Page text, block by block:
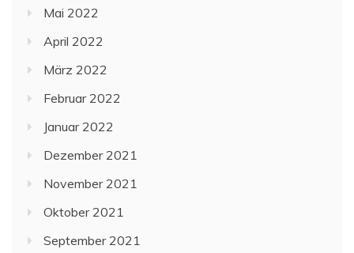
Mai 2022
April 2022
März 2022
Februar 2022
Januar 2022
Dezember 2021
November 2021
Oktober 2021
September 2021